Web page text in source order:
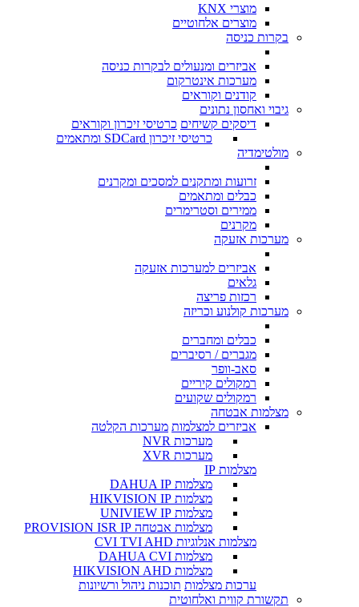
מוצרי KNX
מוצרים אלחוטיים
בקרות כניסה
אביזרים ומנעולים לבקרות כניסה
מערכות אינטרקום
קודנים וקוראים
גיבוי ואחסון נתונים
דיסקים קשיחים כרטיסי זיכרון וקוראים
כרטיסי זיכרון SDCard ומתאמים
מולטימדיה
זרועות ומתקנים למסכים ומקרנים
כבלים ומתאמים
ממירים וסטרימרים
מקרנים
מערכות אזעקה
אביזרים למערכות אזעקה
גלאים
רכזות פריצה
מערכות קולנוע וכריזה
כבלים ומחברים
מגברים / רסיברים
סאב-וופר
רמקולים קיריים
רמקולים שקועים
מצלמות אבטחה
אביזרים למצלמות מערכות הקלטה
מערכות NVR
מערכות XVR
מצלמות IP
מצלמות DAHUA IP
מצלמות HIKVISION IP
מצלמות UNIVIEW IP
מצלמות אבטחה PROVISION ISR IP
מצלמות אנלוגיות CVI TVI AHD
מצלמות DAHUA CVI
מצלמות HIKVISION AHD
ערכות מצלמות תוכנות ניהול ורשיונות
תקשורת קווית ואלחוטית